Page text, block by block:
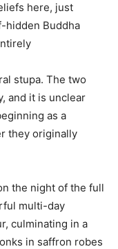
here, just
hidden Buddha
stupa. The two
and it is unclear
as a
they originally
the night of the full
multi-day
culminating in a
in saffron robes